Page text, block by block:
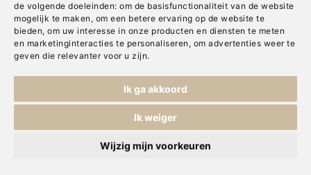
de volgende doeleinden: om de basisfunctionaliteit van de website
mogelijk te maken , om een betere ervaring op de website te
bieden, om uw interesse in onze producten en diensten te meten
en marketinginteracties te personaliseren , om advertenties weer te
geven die relevanter voor u zijn.
Ik ga akkoord
Ik weiger
Wijzig mijn voorkeuren
Donderdag
10:00 - 17:00
Vrijdag
10:00 - 17:00
Zaterdag
10:00 - 17:00
Zondag
Gesloten